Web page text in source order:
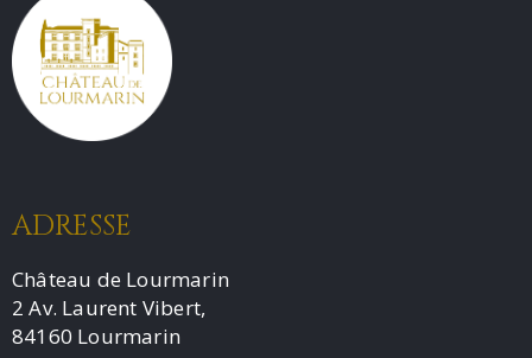
ADRESSE
Château de Lourmarin
2 Av. Laurent Vibert,
84160 Lourmarin